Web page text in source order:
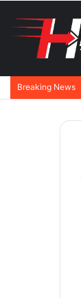
Breaking News